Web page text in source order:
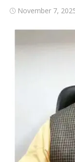
Posted
November 7,